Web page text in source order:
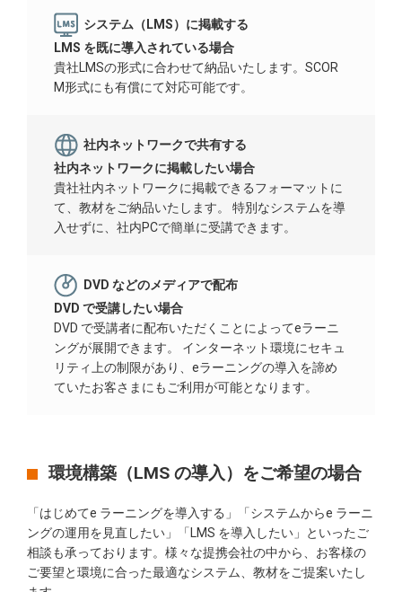
システム（LMS）に掲載する
LMS を既に導入されている場合
貴社LMSの形式に合わせて納品いたします。SCOR
M形式にも有償にて対応可能です。
社内ネットワークで共有する
社内ネットワークに掲載したい場合
貴社社内ネットワークに掲載できるフォーマットに
て、教材をご納品いたします。 特別なシステムを導
入せずに、社内PCで簡単に受講できます。
DVD などのメディアで配布
DVD で受講したい場合
DVD で受講者に配布いただくことによってeラーニ
ングが展開できます。 インターネット環境にセキュ
リティ上の制限があり、eラーニングの導入を諦め
ていたお客さまにもご利用が可能となります。
環境構築（LMS の導入）をご希望の場合
「はじめてe ラーニングを導入する」「システムからe ラーニ
ングの運用を見直したい」「LMS を導入したい」といったご
相談も承っております。様々な提携会社の中から、お客様の
ご要望と環境に合った最適なシステム、教材をご提案いたし